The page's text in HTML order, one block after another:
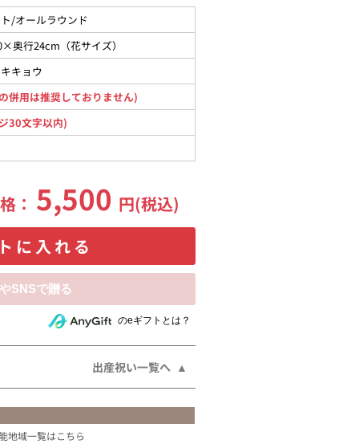
/オールラウンド
奥行24cm（花サイズ）
キョウ
併用は推奨しておりません)
30文字以内)
： 5,500 円(税込)
に入れる
手にeギフトで贈るのeギフトとは？
出産祝い一覧へ
地域一覧はこちら